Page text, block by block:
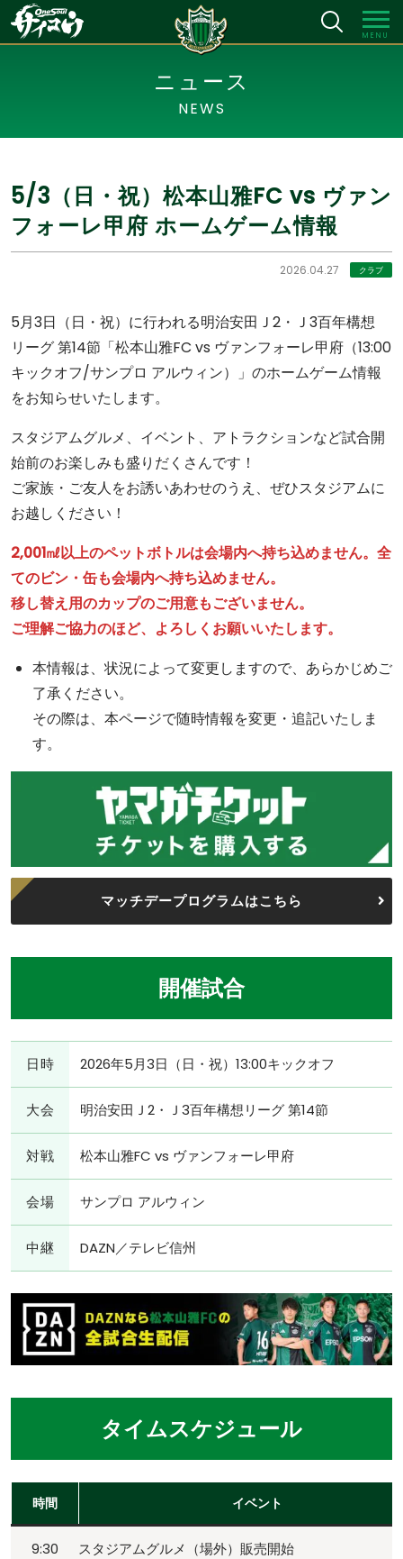
MENU
ニュース
NEWS
5/3（日・祝）松本山雅FC vs ヴァン
フォーレ甲府 ホームゲーム情報
2026.04.27 クラブ
5月3日（日・祝）に行われる明治安田Ｊ2・Ｊ3百年構想
リーグ 第14節「松本山雅FC vs ヴァンフォーレ甲府（13:00
キックオフ/サンプロ アルウィン）」のホームゲーム情報
をお知らせいたします。
スタジアムグルメ、イベント、アトラクションなど試合開
始前のお楽しみも盛りだくさんです！
ご家族・ご友人をお誘いあわせのうえ、ぜひスタジアムに
お越しください！
2,001㎖以上のペットボトルは会場内へ持ち込めません。全
てのビン・缶も会場内へ持ち込めません。
移し替え用のカップのご用意もございません。
ご理解ご協力のほど、よろしくお願いいたします。
本情報は、状況によって変更しますので、あらかじめご
了承ください。
その際は、本ページで随時情報を変更・追記いたしま
す。
マッチデープログラムはこちら
開催試合
日時 2026年5月3日（日・祝）13:00キックオフ
大会 明治安田Ｊ2・Ｊ3百年構想リーグ 第14節
対戦 松本山雅FC vs ヴァンフォーレ甲府
会場 サンプロ アルウィン
中継 DAZN／テレビ信州
タイムスケジュール
時間 イベント
9:30
スタジアムグルメ（場外）販売開始